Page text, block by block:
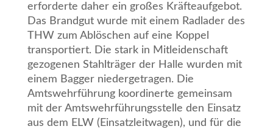
erforderte daher ein großes Kräfteaufgebot.
Das Brandgut wurde mit einem Radlader des
THW zum Ablöschen auf eine Koppel
transportiert. Die stark in Mitleidenschaft
gezogenen Stahlträger der Halle wurden mit
einem Bagger niedergetragen. Die
Amtswehrführung koordinerte gemeinsam
mit der Amtswehrführungsstelle den Einsatz
aus dem ELW (Einsatzleitwagen), und für die